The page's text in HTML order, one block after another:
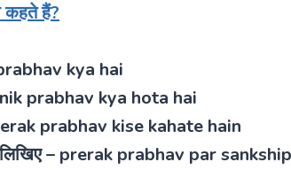
कहते हैं?
kya hai
prabhav kya hota hai
prabhav kise kahate hain
लिखिए – prerak prabhav par